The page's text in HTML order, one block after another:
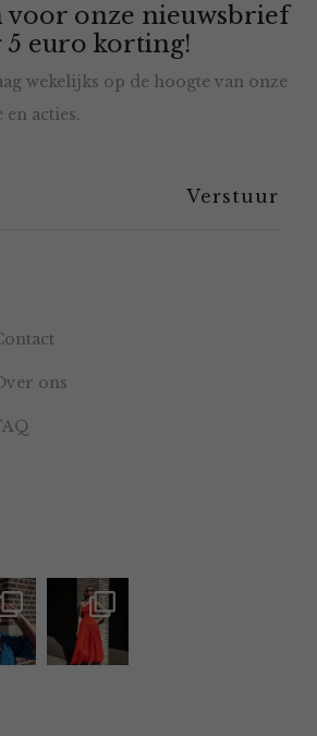
voor onze nieuwsbrief
5 euro korting!
wekelijks op de hoogte van onze
acties.
ons